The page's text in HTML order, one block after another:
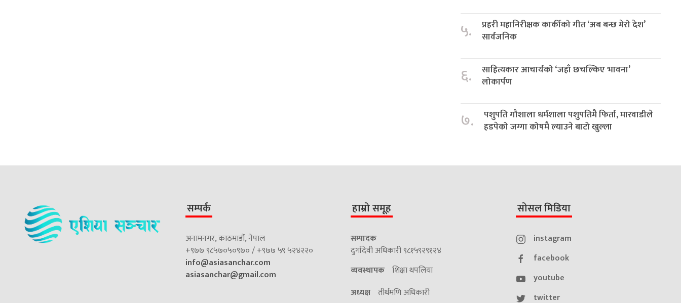
५.
प्रहरी महानिरीक्षक कार्कीको गीत ‘अब बन्छ मेरो देश’
सार्वजनिक
६.
साहित्यकार आचार्यको ‘जहाँ छचल्किए भावना’
लोकार्पण
७.
पशुपति गौशाला धर्मशाला पशुपतिमै फिर्ता, मारवाडीले
हडपेको जग्गा कोषमै ल्याउने बाटो खुल्ला
सम्पर्क
अनामनगर, काठमाडौं, नेपाल
+९७७ ९८५७०५०९७० / +९७७ ५९ ५२४२२०
info@asiasanchar.com
asiasanchar@gmail.com
हाम्रो समूह
सम्पादक
दुर्गादेवी अधिकारी ९८१५९२९१२४
व्यवस्थापक शिक्षा थपलिया
अध्यक्ष तीर्थमणि अधिकारी
सोसल मिडिया
instagram
facebook
youtube
twitter